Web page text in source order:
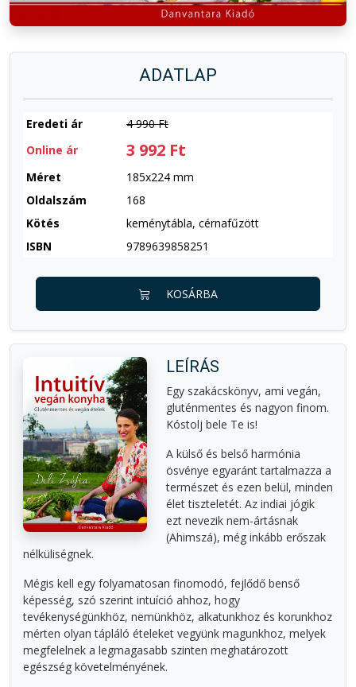
ADATLAP
Eredeti ár
4 990 Ft
Online ár
3 992 Ft
Méret
185x224 mm
Oldalszám
168
Kötés
keménytábla, cérnafűzött
ISBN
9789639858251
KOSÁRBA
LEÍRÁS
Egy szakácskönyv, ami vegán,
gluténmentes és nagyon finom.
Kóstolj bele Te is!
A külső és belső harmónia
ösvénye egyaránt tartalmazza a
természet és ezen belül, minden
élet tiszteletét. Az indiai jógik
ezt nevezik nem-ártásnak
(Ahimszá), még inkább erőszak
nélküliségnek.
Mégis kell egy folyamatosan finomodó, fejlődő benső
képesség, szó szerint intuíció ahhoz, hogy
tevékenységünkhöz, nemünkhöz, alkatunkhoz és korunkhoz
mérten olyan tápláló ételeket vegyünk magunkhoz, melyek
megfelelnek a legmagasabb szinten meghatározott
egészség követelményének.